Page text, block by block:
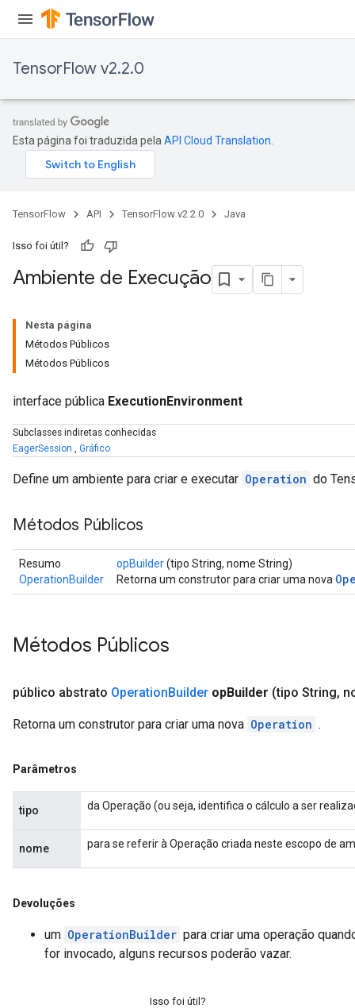
TensorFlow v2.2.0
Esta página foi traduzida pela API Cloud Translation
TensorFlow API TensorFlow v2.2.0 Java
Isso foi útil?
Ambiente de Execução
Nesta página
Métodos Públicos
Métodos Públicos
interface pública ExecutionEnvironment
Subclasses indiretas conhecidas
EagerSession , Gráfico
Define um ambiente para criar e executar Operation do
Métodos Públicos
Resumo
OperationBuilder
opBuilder(tipo String, nome String)
Retorna um construtor para criar uma nova
Métodos Públicos
público abstrato OperationBuilder opBuilder (tipo String,
Retorna um construtor para criar uma nova Operation .
Parâmetros
tipo da Operação (ou seja, identifica o cálculo a ser
nome para se referir à Operação criada neste escopo de
Devoluções
um OperationBuilder para criar uma operação
for invocado, alguns recursos poderão vazar.
Isso foi útil?